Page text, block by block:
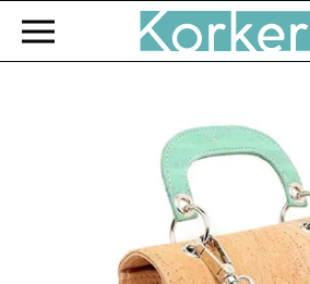
Zum Hauptinhalt springen